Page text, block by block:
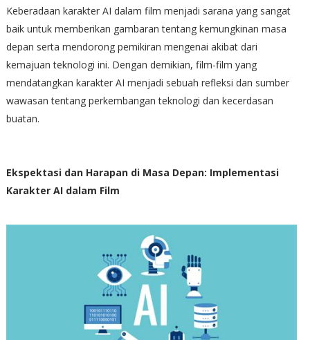
Keberadaan karakter AI dalam film menjadi sarana yang sangat
baik untuk memberikan gambaran tentang kemungkinan masa
depan serta mendorong pemikiran mengenai akibat dari
kemajuan teknologi ini. Dengan demikian, film-film yang
mendatangkan karakter AI menjadi sebuah refleksi dan sumber
wawasan tentang perkembangan teknologi dan kecerdasan
buatan.
Ekspektasi dan Harapan di Masa Depan: Implementasi
Karakter AI dalam Film